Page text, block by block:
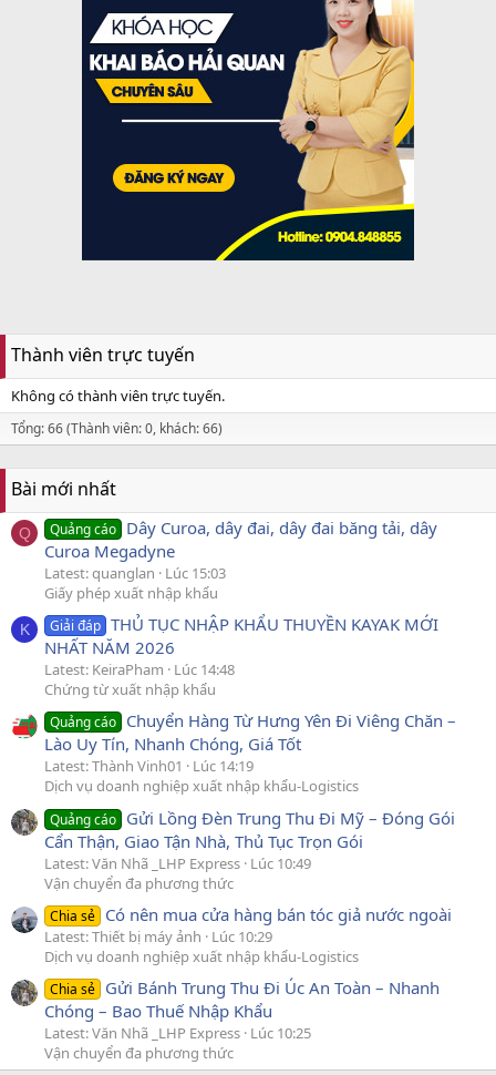
Thành viên trực tuyến
Không có thành viên trực tuyến.
Tổng: 66 (Thành viên: 0, khách: 66)
Bài mới nhất
Q Quảng cáo Dây Curoa, dây đai, dây đai băng tải, dây
Curoa Megadyne
Latest: quanglan
Lúc 15:03
Giấy phép xuất nhập khẩu
K Giải đáp THỦ TỤC NHẬP KHẨU THUYỀN KAYAK MỚI
NHẤT NĂM 2026
Latest: KeiraPham
Lúc 14:48
Chứng từ xuất nhập khẩu
Quảng cáo Chuyển Hàng Từ Hưng Yên Đi Viêng Chăn –
Lào Uy Tín, Nhanh Chóng, Giá Tốt
Latest: Thành Vinh01
Lúc 14:19
Dịch vụ doanh nghiệp xuất nhập khẩu-Logistics
Quảng cáo Gửi Lồng Đèn Trung Thu Đi Mỹ – Đóng Gói
Cẩn Thận, Giao Tận Nhà, Thủ Tục Trọn Gói
Latest: Văn Nhã _LHP Express Lúc 10:49
Vận chuyển đa phương thức
Chia sẻ Có nên mua cửa hàng bán tóc giả nước ngoài
Latest: Thiết bị máy ảnh
Lúc 10:29
Dịch vụ doanh nghiệp xuất nhập khẩu-Logistics
Chia sẻ Gửi Bánh Trung Thu Đi Úc An Toàn – Nhanh
Chóng – Bao Thuế Nhập Khẩu
Latest: Văn Nhã _LHP Express Lúc 10:25
Vận chuyển đa phương thức